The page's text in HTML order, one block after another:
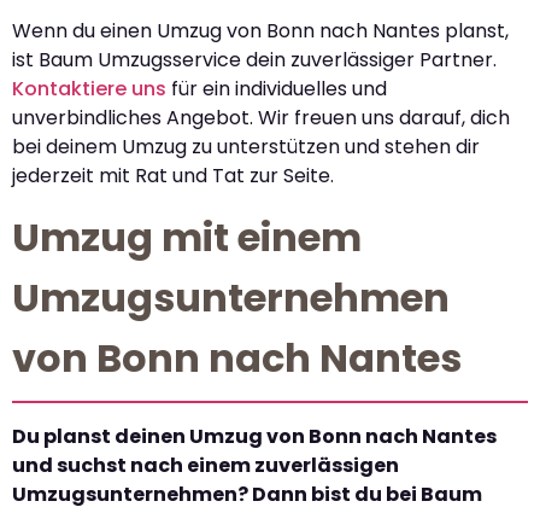
Wenn du einen Umzug von Bonn nach Nantes planst,
ist Baum Umzugsservice dein zuverlässiger Partner.
Kontaktiere uns für ein individuelles und
unverbindliches Angebot. Wir freuen uns darauf, dich
bei deinem Umzug zu unterstützen und stehen dir
jederzeit mit Rat und Tat zur Seite.
Umzug mit einem
Umzugsunternehmen
von Bonn nach Nantes
Du planst deinen Umzug von Bonn nach Nantes
und suchst nach einem zuverlässigen
Umzugsunternehmen? Dann bist du bei Baum